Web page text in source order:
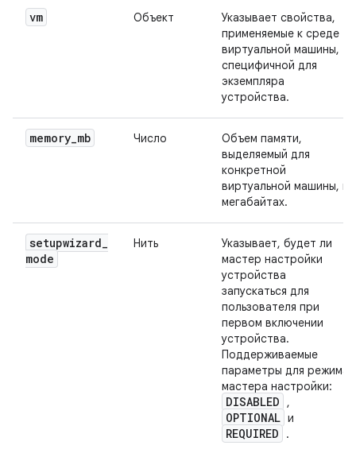
vm Объект
Указывает свойства,
применяемые к среде
виртуальной машины,
специфичной для
экземпляра
устройства.
memory_mb Число
Объем памяти,
выделяемый для
конкретной
виртуальной машины, в
мегабайтах.
setupwizard_
mode
Нить
Указывает, будет ли
мастер настройки
устройства
запускаться для
пользователя при
первом включении
устройства.
Поддерживаемые
параметры для режима
мастера настройки:
DISABLED ,
OPTIONAL и
REQUIRED .